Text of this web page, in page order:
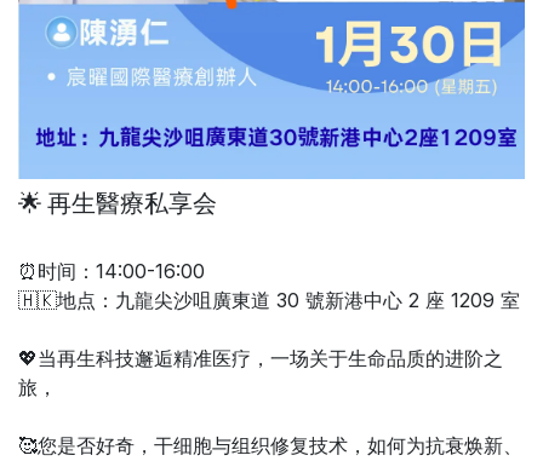
🌟 再生醫療私享会
⏰时间：14:00-16:00
🇭🇰地点：九龍尖沙咀廣東道 30 號新港中心 2 座 1209 室
💖当再生科技邂逅精准医疗，一场关于生命品质的进阶之
旅，
🥰您是否好奇，干细胞与组织修复技术，如何为抗衰焕新、